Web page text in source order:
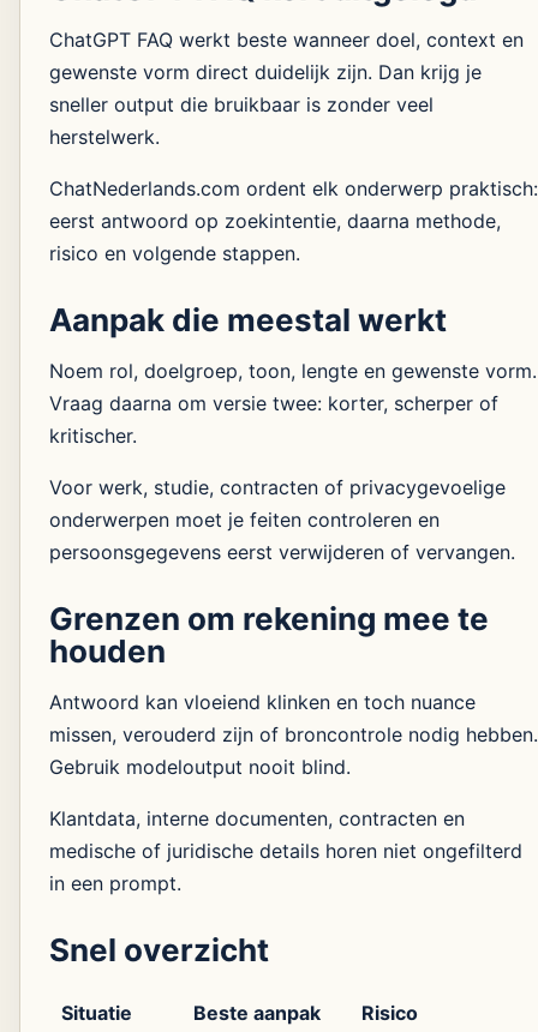
ChatGPT FAQ werkt beste wanneer doel, context en
gewenste vorm direct duidelijk zijn. Dan krijg je
sneller output die bruikbaar is zonder veel
herstelwerk.
ChatNederlands.com ordent elk onderwerp praktisch:
eerst antwoord op zoekintentie, daarna methode,
risico en volgende stappen.
Aanpak die meestal werkt
Noem rol, doelgroep, toon, lengte en gewenste vorm.
Vraag daarna om versie twee: korter, scherper of
kritischer.
Voor werk, studie, contracten of privacygevoelige
onderwerpen moet je feiten controleren en
persoonsgegevens eerst verwijderen of vervangen.
Grenzen om rekening mee te
houden
Antwoord kan vloeiend klinken en toch nuance
missen, verouderd zijn of broncontrole nodig hebben.
Gebruik modeloutput nooit blind.
Klantdata, interne documenten, contracten en
medische of juridische details horen niet ongefilterd
in een prompt.
Snel overzicht
Situatie Beste aanpak Risico